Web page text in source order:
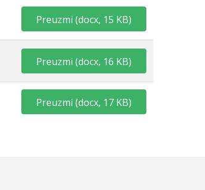
Preuzmi (docx, 15 KB)
Preuzmi (docx, 16 KB)
Preuzmi (docx, 17 KB)